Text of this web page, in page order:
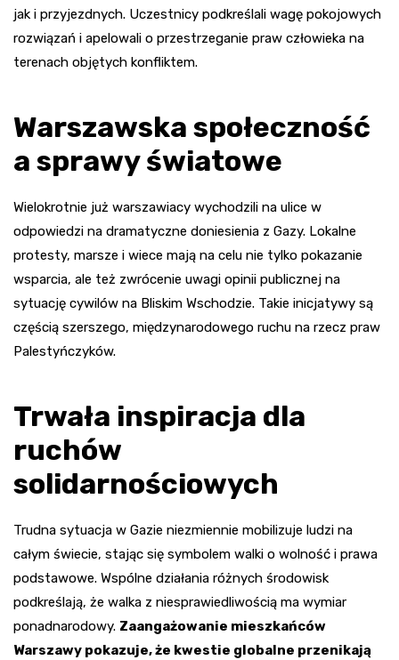
jak i przyjezdnych. Uczestnicy podkreślali wagę pokojowych
rozwiązań i apelowali o przestrzeganie praw człowieka na
terenach objętych konfliktem.
Warszawska społeczność
a sprawy światowe
Wielokrotnie już warszawiacy wychodzili na ulice w
odpowiedzi na dramatyczne doniesienia z Gazy. Lokalne
protesty, marsze i wiece mają na celu nie tylko pokazanie
wsparcia, ale też zwrócenie uwagi opinii publicznej na
sytuację cywilów na Bliskim Wschodzie. Takie inicjatywy są
częścią szerszego, międzynarodowego ruchu na rzecz praw
Palestyńczyków.
Trwała inspiracja dla
ruchów
solidarnościowych
Trudna sytuacja w Gazie niezmiennie mobilizuje ludzi na
całym świecie, stając się symbolem walki o wolność i prawa
podstawowe. Wspólne działania różnych środowisk
podkreślają, że walka z niesprawiedliwością ma wymiar
ponadnarodowy. Zaangażowanie mieszkańców
Warszawy pokazuje, że kwestie globalne przenikają